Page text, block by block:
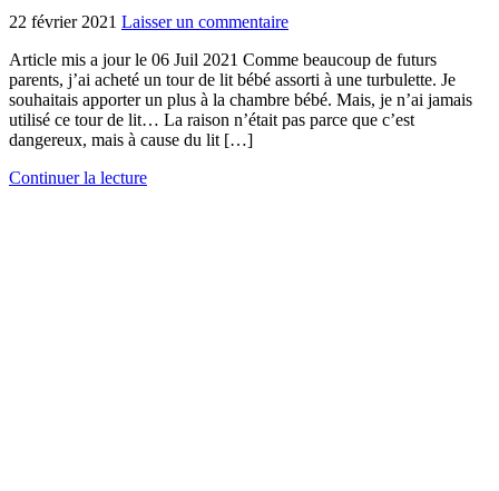
22 février 2021 Laisser un commentaire
Article mis a jour le 06 Juil 2021 Comme beaucoup de futurs
parents, j’ai acheté un tour de lit bébé assorti à une turbulette. Je
souhaitais apporter un plus à la chambre bébé. Mais, je n’ai jamais
utilisé ce tour de lit… La raison n’était pas parce que c’est
dangereux, mais à cause du lit […]
Continuer la lecture